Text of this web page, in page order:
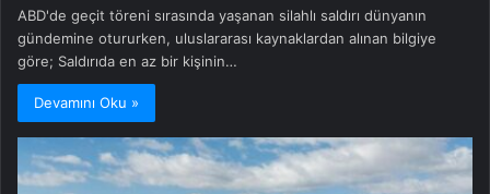
ABD'de geçit töreni sırasında yaşanan silahlı saldırı dünyanın
gündemine otururken, uluslararası kaynaklardan alınan bilgiye
göre; Saldırıda en az bir kişinin…
Devamını Oku »